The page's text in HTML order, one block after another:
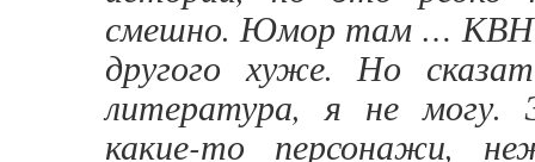
смешно. Юмор там …
другого хуже. Но
литература, я не могу.
какие-то персонажи,